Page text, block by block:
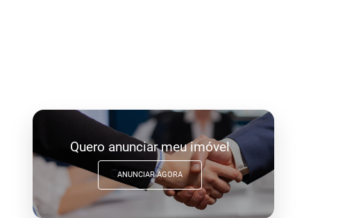
Quero anunciar meu imóvel
ANUNCIAR AGORA